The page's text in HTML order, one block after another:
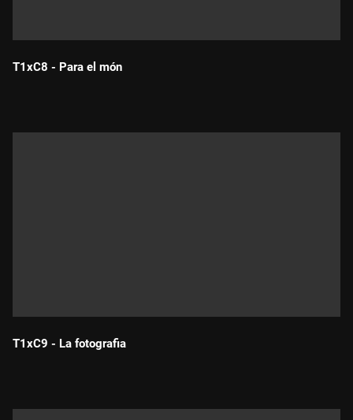
T1xC8 - Para el món
T1xC9 - La fotografia